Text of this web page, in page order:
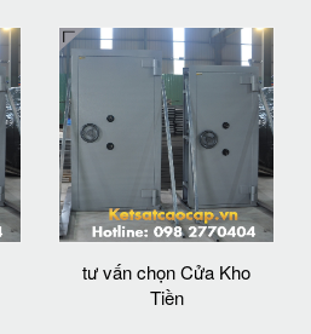
tư vấn chọn Cửa Kho
Tiền